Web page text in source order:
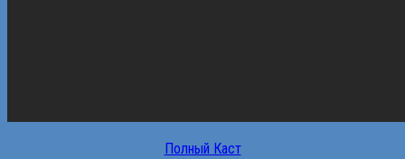
Полный Каст